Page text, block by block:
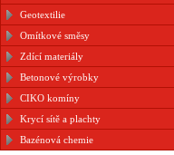
Geotextilie
Omítkové směsy
Zdící materiály
Betonové výrobky
CIKO komíny
Krycí sítě a plachty
Bazénová chemie